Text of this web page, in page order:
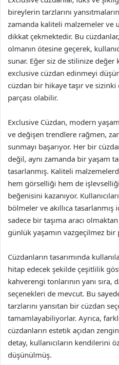
bireylerin tarzlarını
zamanda kaliteli malzemeler ve
dikkat çekmektedir. Bu
olmanın ötesine geçerek,
sunar. Eğer siz de stilinize değer
exclusive cüzdan edinmeyi
cüzdan bir hikaye taşır ve
parçası olabilir.
Exclusive Cüzdan, modern
ve değişen trendlere rağmen,
sunmayı başarıyor. Her bir
değil, aynı zamanda bir yaşam
tasarlanmış. Kaliteli
hem görselliği hem de işlevselliği
beğenisini kazanıyor.
bölmeler ve akıllıca tasarlanmış
sadece bir taşıma aracı
günlük yaşamın vazgeçilmez bir
Cüzdanların tasarımında
hitap edecek şekilde çeşitlilik
kahverengi tonlarının yanı sıra,
seçenekleri de mevcut. Bu
tarzlarını yansıtan bir cüzdan
tamamlayabiliyorlar. Ayrıca,
cüzdanların estetik açıdan
detay, kullanıcıların kendilerini
düşünülmüş.